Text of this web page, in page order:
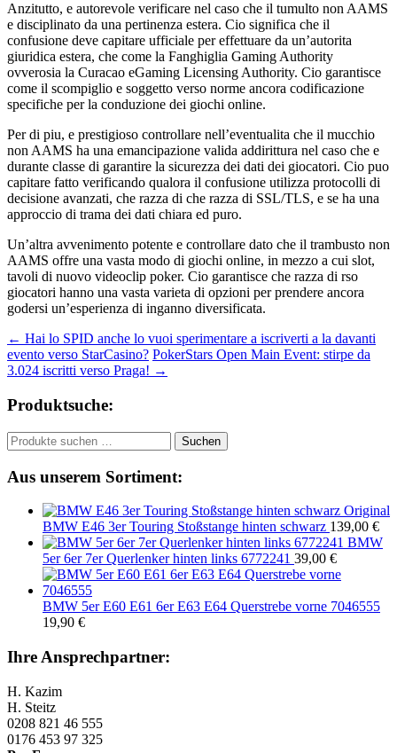
Anzitutto, e autorevole verificare nel caso che il tumulto non AAMS
e disciplinato da una pertinenza estera. Cio significa che il
confusione deve capitare ufficiale per effettuare da un’autorita
giuridica estera, che come la Fanghiglia Gaming Authority
ovverosia la Curacao eGaming Licensing Authority. Cio garantisce
come il scompiglio e soggetto verso norme ancora codificazione
specifiche per la conduzione dei giochi online.
Per di piu, e prestigioso controllare nell’eventualita che il mucchio
non AAMS ha una emancipazione valida addirittura nel caso che e
durante classe di garantire la sicurezza dei dati dei giocatori. Cio puo
capitare fatto verificando qualora il confusione utilizza protocolli di
decisione avanzati, che razza di che razza di SSL/TLS, e se ha una
approccio di trama dei dati chiara ed puro.
Un’altra avvenimento potente e controllare dato che il trambusto non
AAMS offre una vasta modo di giochi online, in mezzo a cui slot,
tavoli di nuovo videoclip poker. Cio garantisce che razza di rso
giocatori hanno una vasta varieta di opzioni per prendere ancora
godersi un’esperienza di inganno diversificata.
Beitragsnavigation
← Hai lo SPID anche lo vuoi sperimentare a iscriverti a la davanti
evento verso StarCasino? PokerStars Open Main Event: stirpe da
3.024 iscritti verso Praga! →
Produktsuche:
Suchen
nach:
Suchen
Aus unserem Sortiment:
Original
BMW E46 3er Touring Stoßstange hinten schwarz 139,00 €
BMW
5er 6er 7er Querlenker hinten links 6772241 39,00 €
BMW 5er E60 E61 6er E63 E64 Querstrebe vorne 7046555
19,90 €
Ihre Ansprechpartner:
H. Kazim
H. Steitz
0208 821 46 555
0176 453 97 325